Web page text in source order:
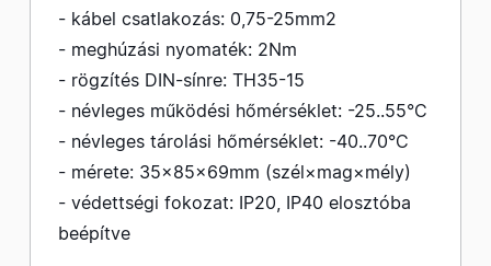
- kábel csatlakozás: 0,75-25mm2
- meghúzási nyomaték: 2Nm
- rögzítés DIN-sínre: TH35-15
- névleges működési hőmérséklet: -25..55°C
- névleges tárolási hőmérséklet: -40..70°C
- mérete: 35×85×69mm (szél×mag×mély)
- védettségi fokozat: IP20, IP40 elosztóba
beépítve